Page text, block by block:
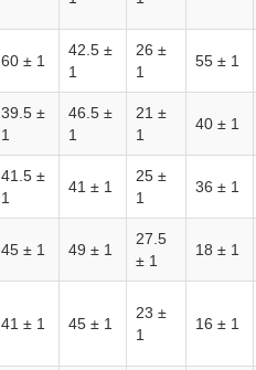
60 ± 1
42.5 ±
1
26 ±
1
55 ± 1
39.5 ±
1
46.5 ±
1
21 ±
1
40 ± 1
41.5 ±
1
41 ± 1
25 ±
1
36 ± 1
45 ± 1 49 ± 1
27.5
± 1
18 ± 1
41 ± 1 45 ± 1
23 ±
1
16 ± 1